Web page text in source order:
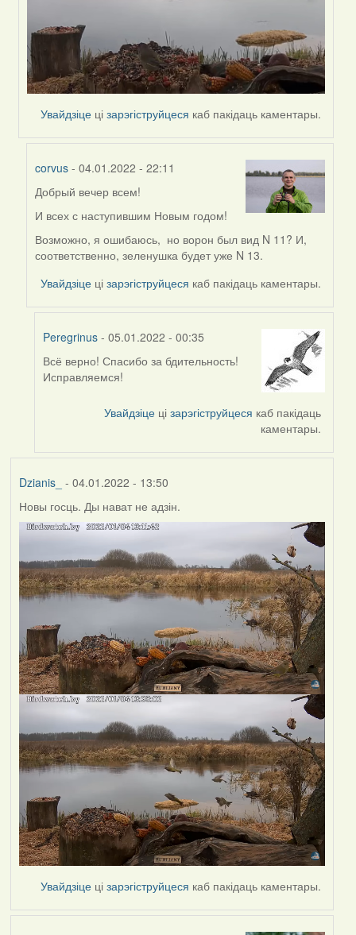
Увайдзіце цізарэгіструйцеся каб пакідаць каментары.
corvus - 04.01.2022 - 22:11
In
reply
by
Peregrinus
Добрый вечер всем!
И всех с наступившим Новым годом!
Возможно, я ошибаюсь, но ворон был вид N 11? И,
соответственно, зеленушка будет уже N 13.
Увайдзіце цізарэгіструйцеся каб пакідаць каментары.
Peregrinus- 05.01.2022 - 00:35
In
reply
Всё верно! Спасибо за бдительность!
Исправляемся!
Увайдзіце цізарэгіструйцеся каб пакідаць
каментары.
Dzianis_ - 04.01.2022 - 13:50
Новы госць. Ды нават не адзін.
Увайдзіце цізарэгіструйцеся каб пакідаць каментары.